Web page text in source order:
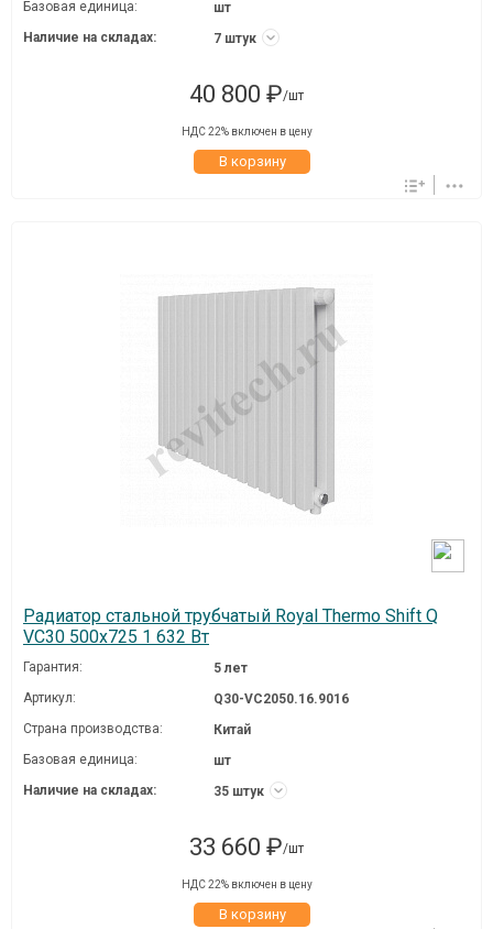
Базовая единица:
шт
Наличие на складах:
7 штук
40 800 ₽/шт
НДС 22% включен в цену
В корзину
Радиатор стальной трубчатый Royal Thermo Shift Q
VC30 500x725 1 632 Вт
Гарантия:
5 лет
Артикул:
Q30-VC2050.16.9016
Страна производства:
Китай
Базовая единица:
шт
Наличие на складах:
35 штук
33 660 ₽/шт
НДС 22% включен в цену
В корзину